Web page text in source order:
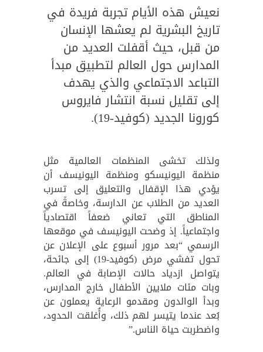
نعيش هذه الأيام تجربة فريدة في
تاريخ البشرية لم يعشها الإنسان
من قبل، حيث أقفلت العديد من
المدارس حول العالم لتطبيق مبدأ
التباعد الاجتماعي والذي يهدف
إلى تقليل نسبة انتشار فايروس
كورونا الجديد (كوفيد-19).
ولذلك تخشى المنظمات العالمية مثل
منظمة اليونيسكو ومنظمة اليونيسف أن
يؤدي هذا الإقفال والتعليق إلى تسرب
العديد من الطلاب عن الدارسة، وخاصةً في
المناطق التي تعاني ضعفاً اقتصادياً
واجتماعياً. إذ وضحت اليونيسف في موقعها
الرسمي “بعد مرور أسبوع على الإعلان عن
تحول تفشي مرض (كوفيد-19) إلى جائحة،
يتواصل ازدياد حالات الإصابة في العالم.
وبات مئات ملايين الأطفال خارج المدارس،
وبدأ الوالدون ومقدمو الرعاية يعملون عن
بُعد عندما يتيسر لهم ذلك، وأُغلقت الحدود،
واضطربت حياة الناس.”